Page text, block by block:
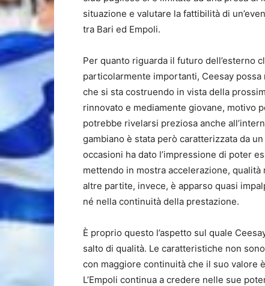
situazione e valutare la fattibilità di
tra Bari ed Empoli.
Per quanto riguarda il futuro dell’esterno
particolarmente importanti, Ceesay
che si sta costruendo in vista della
rinnovato e mediamente giovane, motivo
potrebbe rivelarsi preziosa anche
gambiano è stata però caratterizzata da
occasioni ha dato l’impressione di poter
mettendo in mostra accelerazione,
altre partite, invece, è apparso quasi
né nella continuità della prestazione.
È proprio questo l’aspetto sul quale
salto di qualità. Le caratteristiche non
con maggiore continuità che il suo valore
L’Empoli continua a credere nelle sue